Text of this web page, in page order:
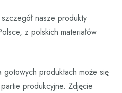
nasze produkty
z polskich materiałów
gotowych produktach może się
produkcyjne. Zdjęcie